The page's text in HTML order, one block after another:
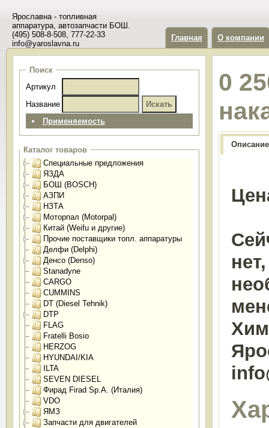
Ярославна - топливная
аппаратура, автозапчасти БОШ.
(495) 508-8-508, 777-22-33
info@yaroslavna.ru
Главная О компании
Поиск
Артикул
Название
Применяемость
Каталог товаров
Специальные предложения
ЯЗДА
БОШ (BOSCH)
АЗПИ
НЗТА
Моторпал (Motorpal)
Китай (Weifu и другие)
Прочие поставщики топл. аппаратуры
Делфи (Delphi)
Денсо (Denso)
Stanadyne
CARGO
CUMMINS
DT (Diesel Tehnik)
DTP
FLAG
Fratelli Bosio
HERZOG
HYUNDAI/KIA
ILTA
SEVEN DIESEL
Фирад Firad Sp.A. (Италия)
VDO
ЯМЗ
Запчасти для двигателей
0
Описание